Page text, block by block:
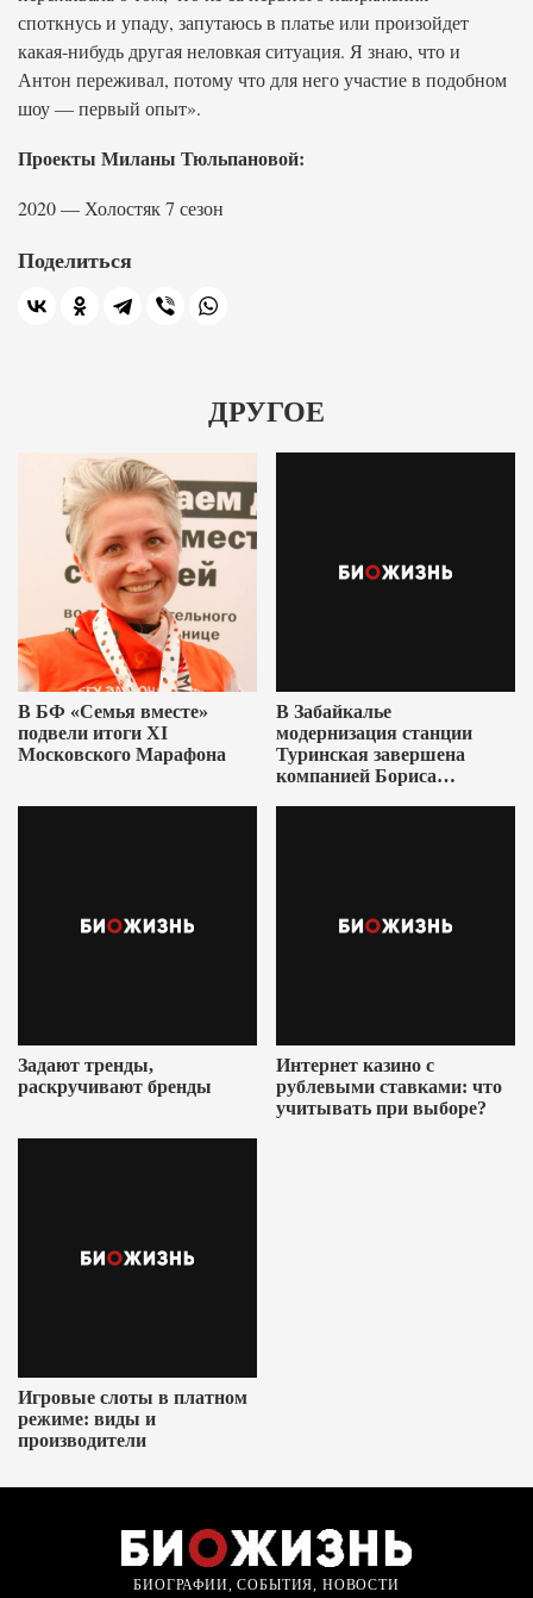
споткнусь и упаду, запутаюсь в платье или произойдет
какая-нибудь другая неловкая ситуация. Я знаю, что и
Антон переживал, потому что для него участие в подобном
шоу — первый опыт».
Проекты Миланы Тюльпановой:
2020 — Холостяк 7 сезон
Поделиться
ДРУГОЕ
В БФ «Семья вместе»
подвели итоги XI
Московского Марафона
В Забайкалье
модернизация станции
Туринская завершена
компанией Бориса
Задают тренды,
раскручивают бренды
Интернет казино с
рублевыми ставками: что
учитывать при выборе?
Игровые слоты в платном
режиме: виды и
производители
БИОГРАФИИ, СОБЫТИЯ, НОВОСТИ